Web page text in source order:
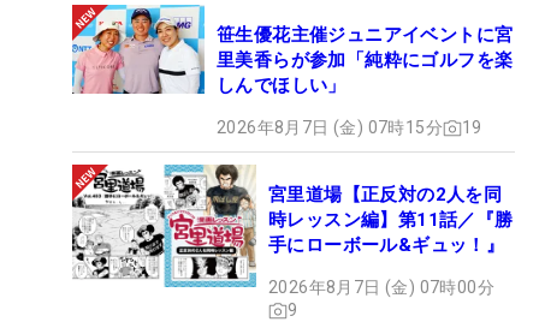
笹生優花主催ジュニアイベントに宮
里美香らが参加「純粋にゴルフを楽
しんでほしい」
2026年8月7日 (金) 07時15分 19
宮里道場【正反対の2人を同
時レッスン編】第11話／『勝
手にローボール&ギュッ！』
2026年8月7日 (金) 07時00分
9